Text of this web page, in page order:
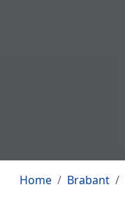
Home Brabant